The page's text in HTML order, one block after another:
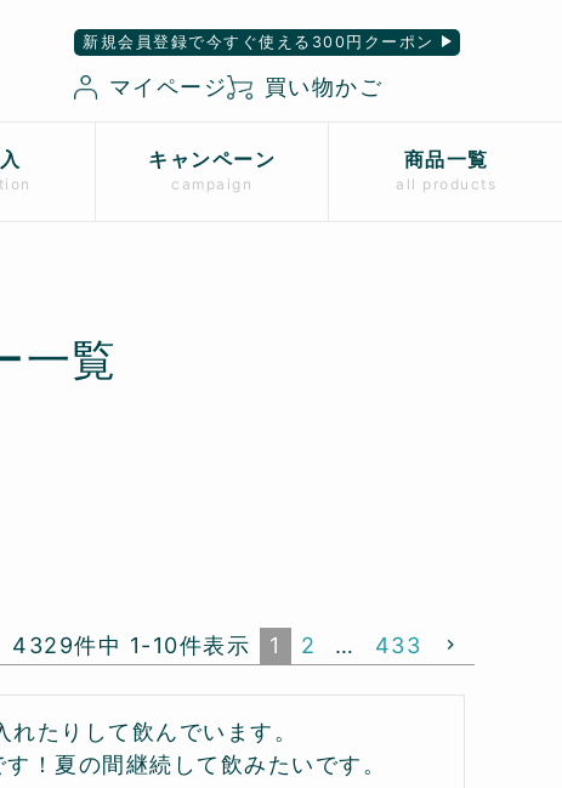
新規会員登録で今すぐ使える300円クーポン
マイページ 買い物かご
キャンペーン
campaign
商品一覧
all products
一覧
4329件中 1-10件表示 1 2 … 433
たりして飲んでいます。
！夏の間継続して飲みたいです。